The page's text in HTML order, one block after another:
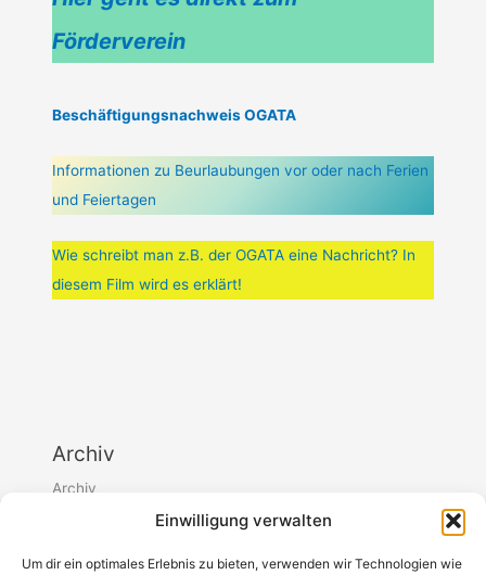
Einwilligung verwalten
Um dir ein optimales Erlebnis zu bieten, verwenden wir Technologien wie
Förderverein
Beschäftigungsnachweis OGATA
Informationen zu Beurlaubungen vor oder nach Ferien
und Feiertagen
Wie schreibt man z.B. der OGATA eine Nachricht? In
diesem Film wird es erklärt!
Archiv
Archiv